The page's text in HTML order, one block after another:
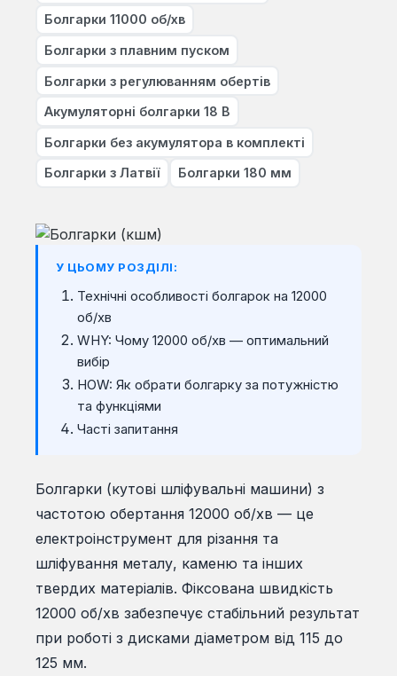
Болгарки 11000 об/хв
Болгарки з плавним пуском
Болгарки з регулюванням обертів
Акумуляторні болгарки 18 В
Болгарки без акумулятора в комплекті
Болгарки з Латвії Болгарки 180 мм
У ЦЬОМУ РОЗДІЛІ:
Технічні особливості болгарок на 12000
об/хв
WHY: Чому 12000 об/хв — оптимальний
вибір
HOW: Як обрати болгарку за потужністю
та функціями
Часті запитання
Болгарки (кутові шліфувальні машини) з
частотою обертання 12000 об/хв — це
електроінструмент для різання та
шліфування металу, каменю та інших
твердих матеріалів. Фіксована швидкість
12000 об/хв забезпечує стабільний результат
при роботі з дисками діаметром від 115 до
125 мм.